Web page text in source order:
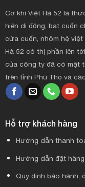
Cơ khí Việt Hà 52 là
hiên di động, bạt cuốn
cửa cuốn, nhôm hệ việt
Hà 52 có thị phần lên
của công ty đã có mặt
trên tỉnh Phú Thọ và
Hỗ trợ khách hàng
Hướng dẫn thanh
Hướng dẫn đặt hàng
Quy định bảo hành,